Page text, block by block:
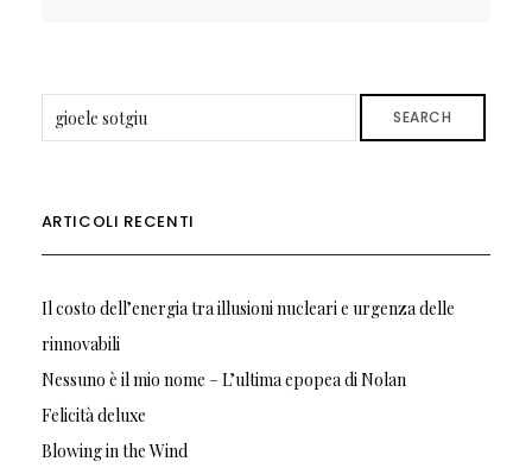
SEARCH
ARTICOLI RECENTI
Il costo dell’energia tra illusioni nucleari e urgenza delle
rinnovabili
Nessuno è il mio nome – L’ultima epopea di Nolan
Felicità deluxe
Blowing in the Wind